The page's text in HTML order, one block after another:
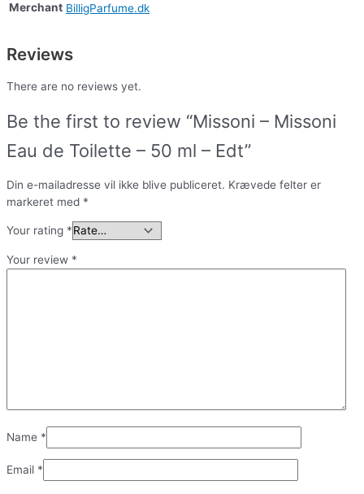
Merchant BilligParfume.dk
Reviews
There are no reviews yet.
Be the first to review “Missoni – Missoni
Eau de Toilette – 50 ml – Edt”
Din e-mailadresse vil ikke blive publiceret. Krævede felter er
markeret med *
Your rating *
Your review *
Name *
Email *